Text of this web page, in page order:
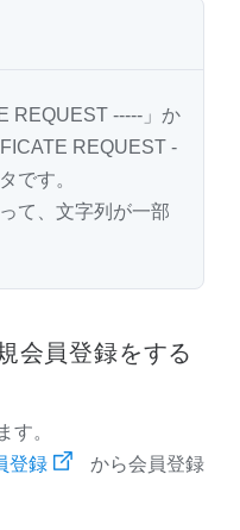
REQUEST -----」か
REQUEST -
です。
て、文字列が一部
会員登録をする
す。
登録
から会員登録